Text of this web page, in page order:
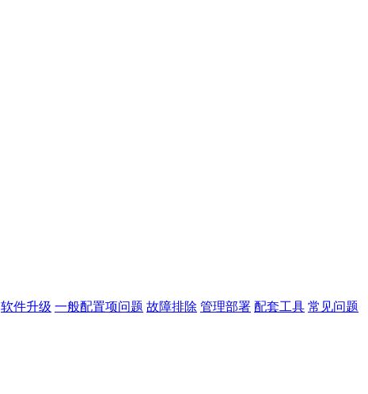
软件升级 一般配置项问题 故障排除 管理部署 配套工具 常见问题